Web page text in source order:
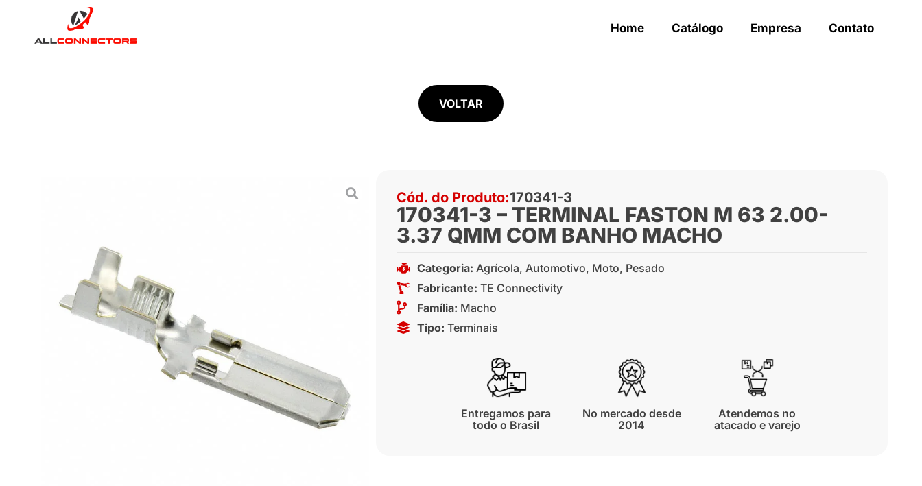
Home Catálogo Empresa Contato
VOLTAR
Cód. do Produto:170341-3
170341-3 – TERMINAL FASTON M 63 2.00-
3.37 QMM COM BANHO MACHO
Categoria: Agrícola, Automotivo, Moto, Pesado
Fabricante: TE Connectivity
Família: Macho
Tipo: Terminais
Entregamos para
todo o Brasil
No mercado desde
2014
Atendemos no
atacado e varejo